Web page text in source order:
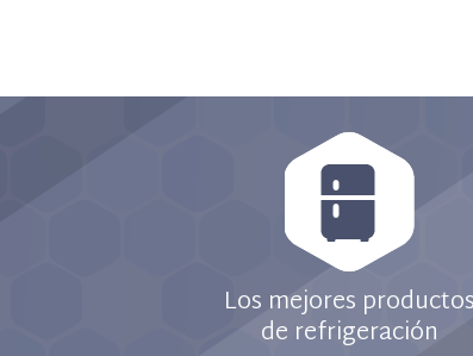
Los mejores productos
de refrigeración